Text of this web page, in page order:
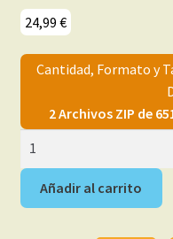
24,99 €
Cantidad, Formato y
2 Archivos ZIP de
2003
–
Añadir al carrito